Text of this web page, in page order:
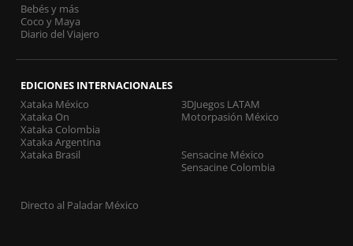
Bebés y más
Coco y Maya
Diario del Viajero
EDICIONES INTERNACIONALES
Xataka México
Xataka On
Xataka Colombia
Xataka Argentina
Xataka Brasil
3DJuegos LATAM
Motorpasión México
Sensacine México
Sensacine Colombia
Directo al Paladar México